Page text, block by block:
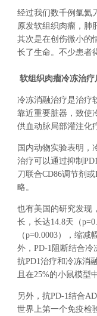
经过我们数千例氩氦
原发软组织肉瘤，肺
其次是在创伤微小的
长了生命。不少患者
软组织肉瘤冷冻治疗
冷冻消融治疗是治疗
靠近重要脏器，致使
供血动脉局部灌注化
国内动物实验表明，
治疗可以通过抑制
刀联合CD86调节剂
略。
也有美国的研究发现
长，长达14.8天（
（p=0.0003），缩
外，PD-1阻断结合
抗PD1治疗和冷冻消
且在25%的小鼠模型
另外，抗PD-1结合
世界上第一个免疫检